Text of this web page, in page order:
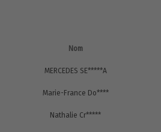
Nom
MERCEDES SE*****A
Marie-France Do****
Nathalie Cr*****